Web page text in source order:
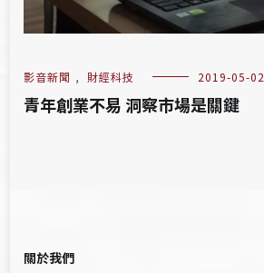
影音新聞 , 財經科技 2019-05-02
青年創業不易 洞察市場是關鍵
關於我們